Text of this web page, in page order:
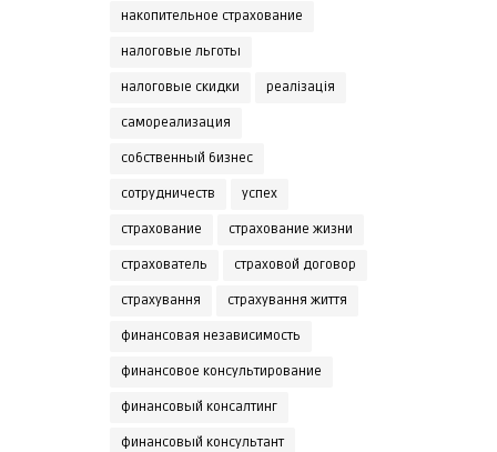
накопительное страхование
налоговые льготы
налоговые скидки реалізація
самореализация
собственный бизнес
сотрудничеств успех
страхование страхование жизни
страхователь страховой договор
страхування страхування життя
финансовая независимость
финансовое консультирование
финансовый консалтинг
финансовый консультант